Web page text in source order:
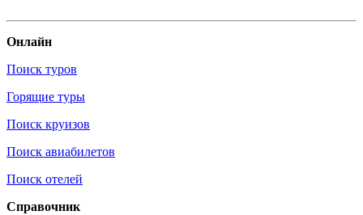
Онлайн
Поиск туров
Горящие туры
Поиск круизов
Поиск авиабилетов
Поиск отелей
Справочник